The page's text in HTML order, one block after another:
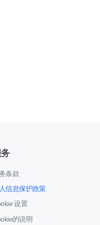
条款
信息保护政策
设置
的说明